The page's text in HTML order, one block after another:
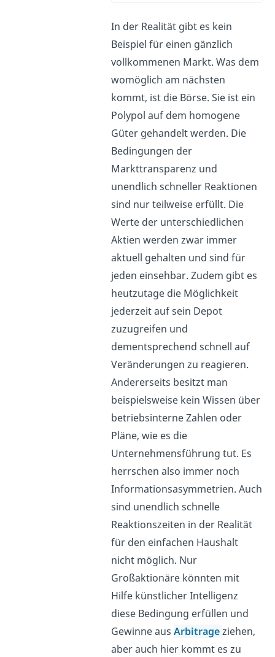
In der Realität gibt es kein
Beispiel für einen gänzlich
vollkommenen Markt. Was dem
womöglich am nächsten
kommt, ist die Börse. Sie ist ein
Polypol auf dem homogene
Güter gehandelt werden. Die
Bedingungen der
Markttransparenz und
unendlich schneller Reaktionen
sind nur teilweise erfüllt. Die
Werte der unterschiedlichen
Aktien werden zwar immer
aktuell gehalten und sind für
jeden einsehbar. Zudem gibt es
heutzutage die Möglichkeit
jederzeit auf sein Depot
zuzugreifen und
dementsprechend schnell auf
Veränderungen zu reagieren.
Andererseits besitzt man
beispielsweise kein Wissen über
betriebsinterne Zahlen oder
Pläne, wie es die
Unternehmensführung tut. Es
herrschen also immer noch
Informationsasymmetrien. Auch
sind unendlich schnelle
Reaktionszeiten in der Realität
für den einfachen Haushalt
nicht möglich. Nur
Großaktionäre könnten mit
Hilfe künstlicher Intelligenz
diese Bedingung erfüllen und
Gewinne ausArbitrageziehen,
aber auch hier kommt es zu